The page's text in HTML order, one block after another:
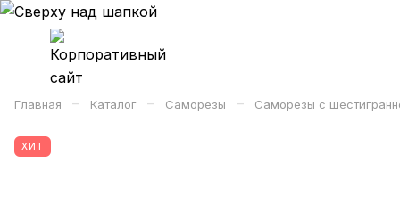
Главная – Каталог – Саморезы – Саморезы с
ХИТ